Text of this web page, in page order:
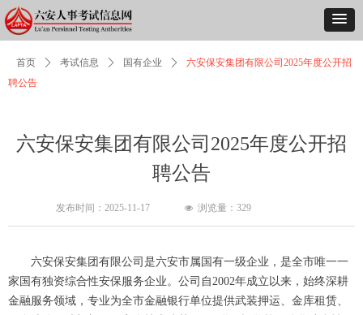
六安保安集团有限公司2025年度公开招
聘公告
六安保安集团有限公司是六安市属国有一级企业，是全市唯一一
家国有独资综合性安保服务企业。公司自2002年成立以来，始终深耕
金融服务领域，专业为全市金融银行单位提供武装押运、金库租赁、
首页 ꄲ 考试信息 ꄲ 国有企业 ꄲ
六安保安集团有限公司2025年度公开招
聘公告
发布时间： 2025-11-17 넶 浏览量： 329